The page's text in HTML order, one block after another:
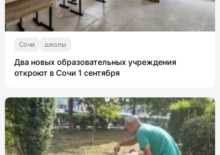
Сочи школы
Два новых образовательных учреждения
откроют в Сочи 1 сентября